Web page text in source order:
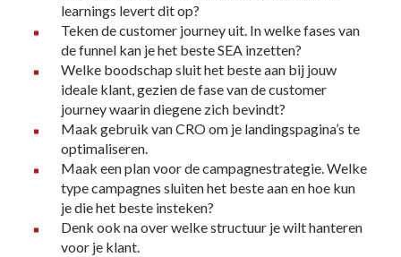
learnings levert dit op?
Teken de customer journey uit. In welke fases van
de funnel kan je het beste SEA inzetten?
Welke boodschap sluit het beste aan bij jouw
ideale klant, gezien de fase van de customer
journey waarin diegene zich bevindt?
Maak gebruik van CRO om je landingspagina’s te
optimaliseren.
Maak een plan voor de campagnestrategie. Welke
type campagnes sluiten het beste aan en hoe kun
je die het beste insteken?
Denk ook na over welke structuur je wilt hanteren
voor je klant.